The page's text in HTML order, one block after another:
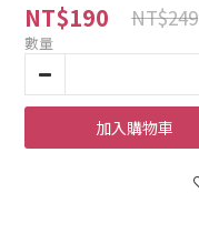
NT$190 NT$249
數量
加入購物車